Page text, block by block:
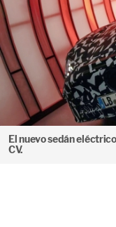
El nuevo sedán
CV.